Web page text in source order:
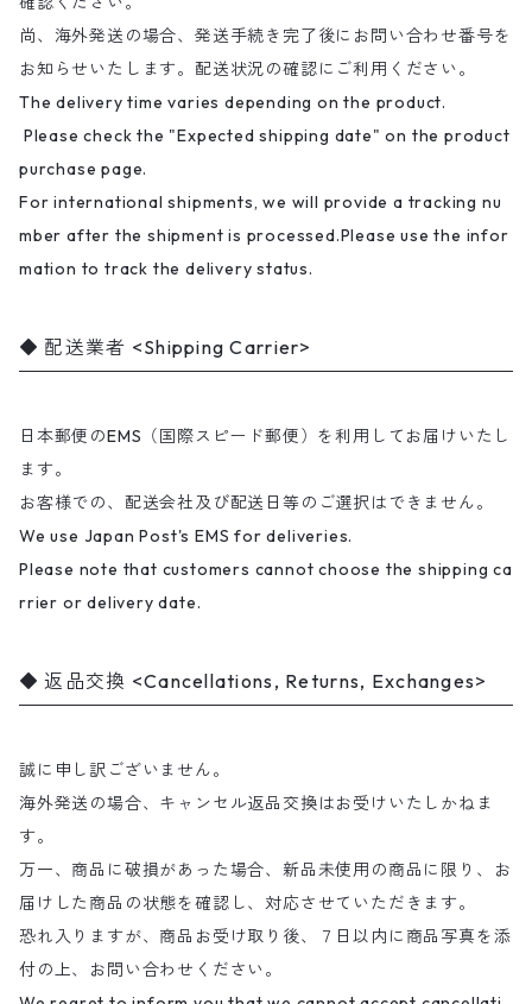
尚、海外発送の場合、発送手続き完了後にお問い合わせ番号を
お知らせいたします。配送状況の確認にご利用ください。
The delivery time varies depending on the product.
Please check the "Expected shipping date" on the product
purchase page.
For international shipments, we will provide a tracking nu
mber after the shipment is processed.Please use the infor
mation to track the delivery status.
配送業者 <Shipping Carrier>
日本郵便のEMS（国際スピード郵便）を利用してお届けいたし
ます。
お客様での、配送会社及び配送日等のご選択はできません。
We use Japan Post's EMS for deliveries.
Please note that customers cannot choose the shipping ca
rrier or delivery date.
返品交換 <Cancellations, Returns, Exchanges>
誠に申し訳ございません。
海外発送の場合、キャンセル返品交換はお受けいたしかねま
す。
万一、商品に破損があった場合、新品未使用の商品に限り、お
届けした商品の状態を確認し、対応させていただきます。
恐れ入りますが、商品お受け取り後、７日以内に商品写真を添
付の上、お問い合わせください。